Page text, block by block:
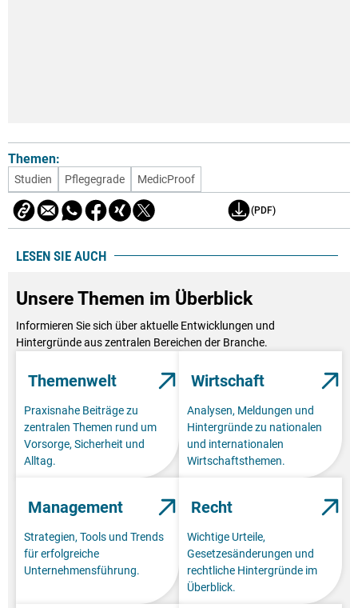
Themen:
Studien Pflegegrade MedicProof
(PDF)
LESEN SIE AUCH
Unsere Themen im Überblick
Informieren Sie sich über aktuelle Entwicklungen und
Hintergründe aus zentralen Bereichen der Branche.
Themenwelt
Praxisnahe Beiträge zu
zentralen Themen rund um
Vorsorge, Sicherheit und
Alltag.
Wirtschaft
Analysen, Meldungen und
Hintergründe zu nationalen
und internationalen
Wirtschaftsthemen.
Management
Strategien, Tools und Trends
für erfolgreiche
Unternehmensführung.
Recht
Wichtige Urteile,
Gesetzesänderungen und
rechtliche Hintergründe im
Überblick.